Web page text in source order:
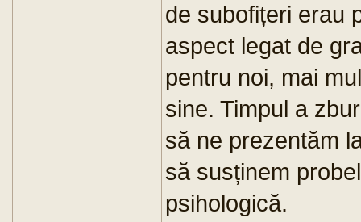
de subofițeri erau
aspect legat de
pentru noi, mai
sine. Timpul a
să ne prezentăm
să susținem
psihologică.